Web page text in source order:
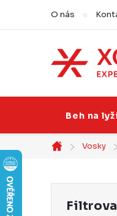
obsah
O nás
Beh na
Domov
Vosky